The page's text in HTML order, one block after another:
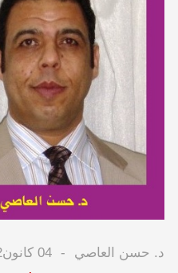
د. حسن العاصي 04 كانون2/يناير 2026